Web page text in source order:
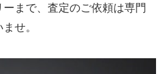
まで、査定のご依頼は専門
せ。